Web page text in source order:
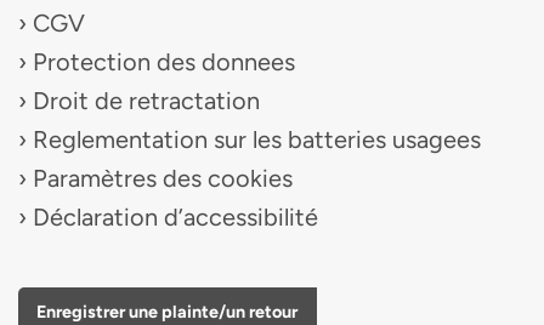
CGV
Protection des donnees
Droit de retractation
Reglementation sur les batteries usagees
Paramètres des cookies
Déclaration d’accessibilité
Enregistrer une plainte/un retour